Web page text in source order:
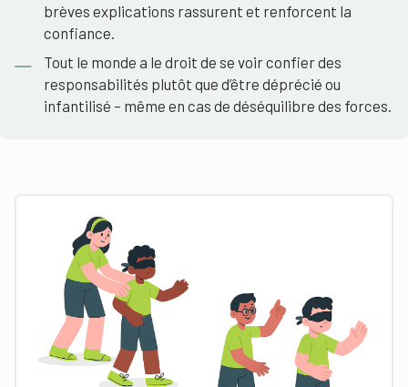
brèves explications rassurent et renforcent la
confiance.
Tout le monde a le droit de se voir confier des
responsabilités plutôt que d’être déprécié ou
infantilisé – même en cas de déséquilibre des forces.